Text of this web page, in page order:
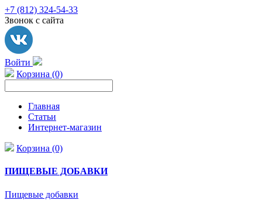
+7 (812) 324-54-33
Звонок с сайта
Войти
Корзина (0)
Главная
Статьи
Интернет-магазин
Корзина (0)
ПИЩЕВЫЕ ДОБАВКИ
Пищевые добавки